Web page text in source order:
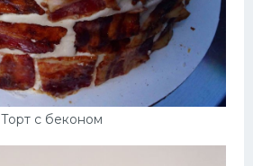
Торт с беконом